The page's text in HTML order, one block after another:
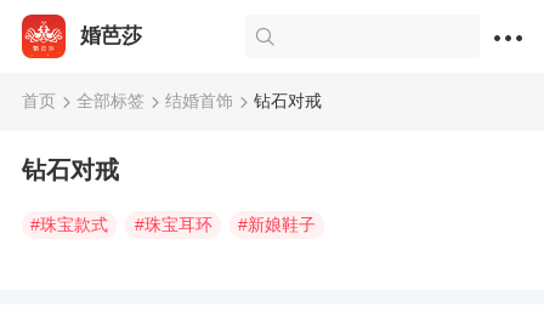
婚芭莎
首页 全部标签 结婚首饰 钻石对戒
钻石对戒
#珠宝款式 #珠宝耳环 #新娘鞋子